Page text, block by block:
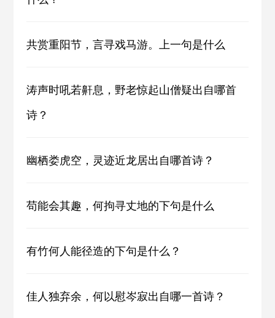
共赏重阳节，言寻戏马游。上一句是什么
涛声时吼若鼾息，野老惊起山僧疑出自哪首
诗？
幽栖娄虎空，灵迹近龙居出自哪首诗？
苟能会其趣，何拘寻丈地的下句是什么
有竹何人能径造的下句是什么？
佳人独弃余，何以慰岑寂出自哪一首诗？